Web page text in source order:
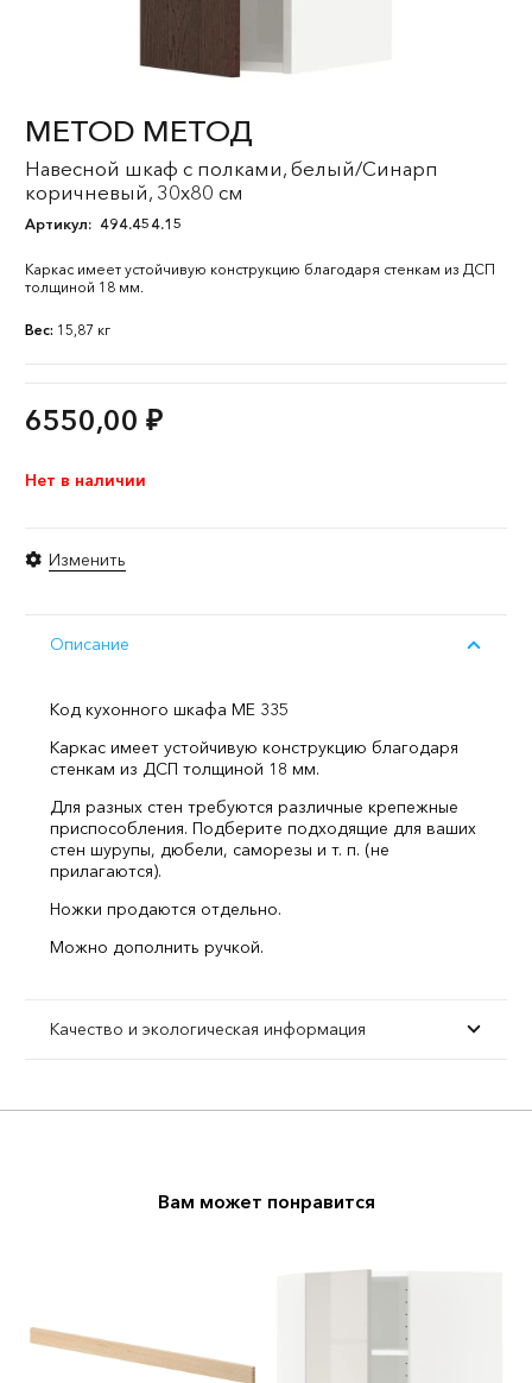
METOD МЕТОД
Навесной шкаф с полками, белый/Синарп
коричневый, 30x80 см
Артикул: 494.454.15
Каркас имеет устойчивую конструкцию благодаря стенкам из ДСП
толщиной 18 мм.
Вес: 15,87 кг
6550,00 ₽
Нет в наличии
Изменить
Описание
Код кухонного шкафа ME 335
Каркас имеет устойчивую конструкцию благодаря
стенкам из ДСП толщиной 18 мм.
Для разных стен требуются различные крепежные
приспособления. Подберите подходящие для ваших
стен шурупы, дюбели, саморезы и т. п. (не
прилагаются).
Ножки продаются отдельно.
Можно дополнить ручкой.
Качество и экологическая информация
Вам может понравится